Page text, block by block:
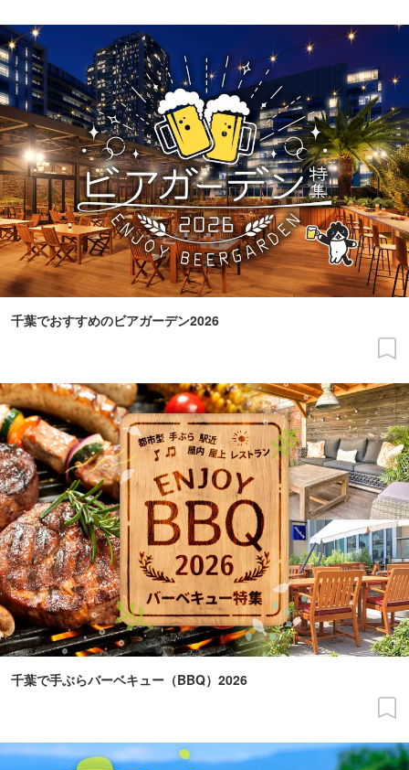
千葉でおすすめのビアガーデン2026
千葉で手ぶらバーベキュー（BBQ）2026